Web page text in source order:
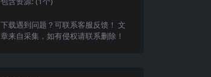
下载遇到问题？可联系客服反馈！ 文
章来自采集，如有侵权请联系删除！